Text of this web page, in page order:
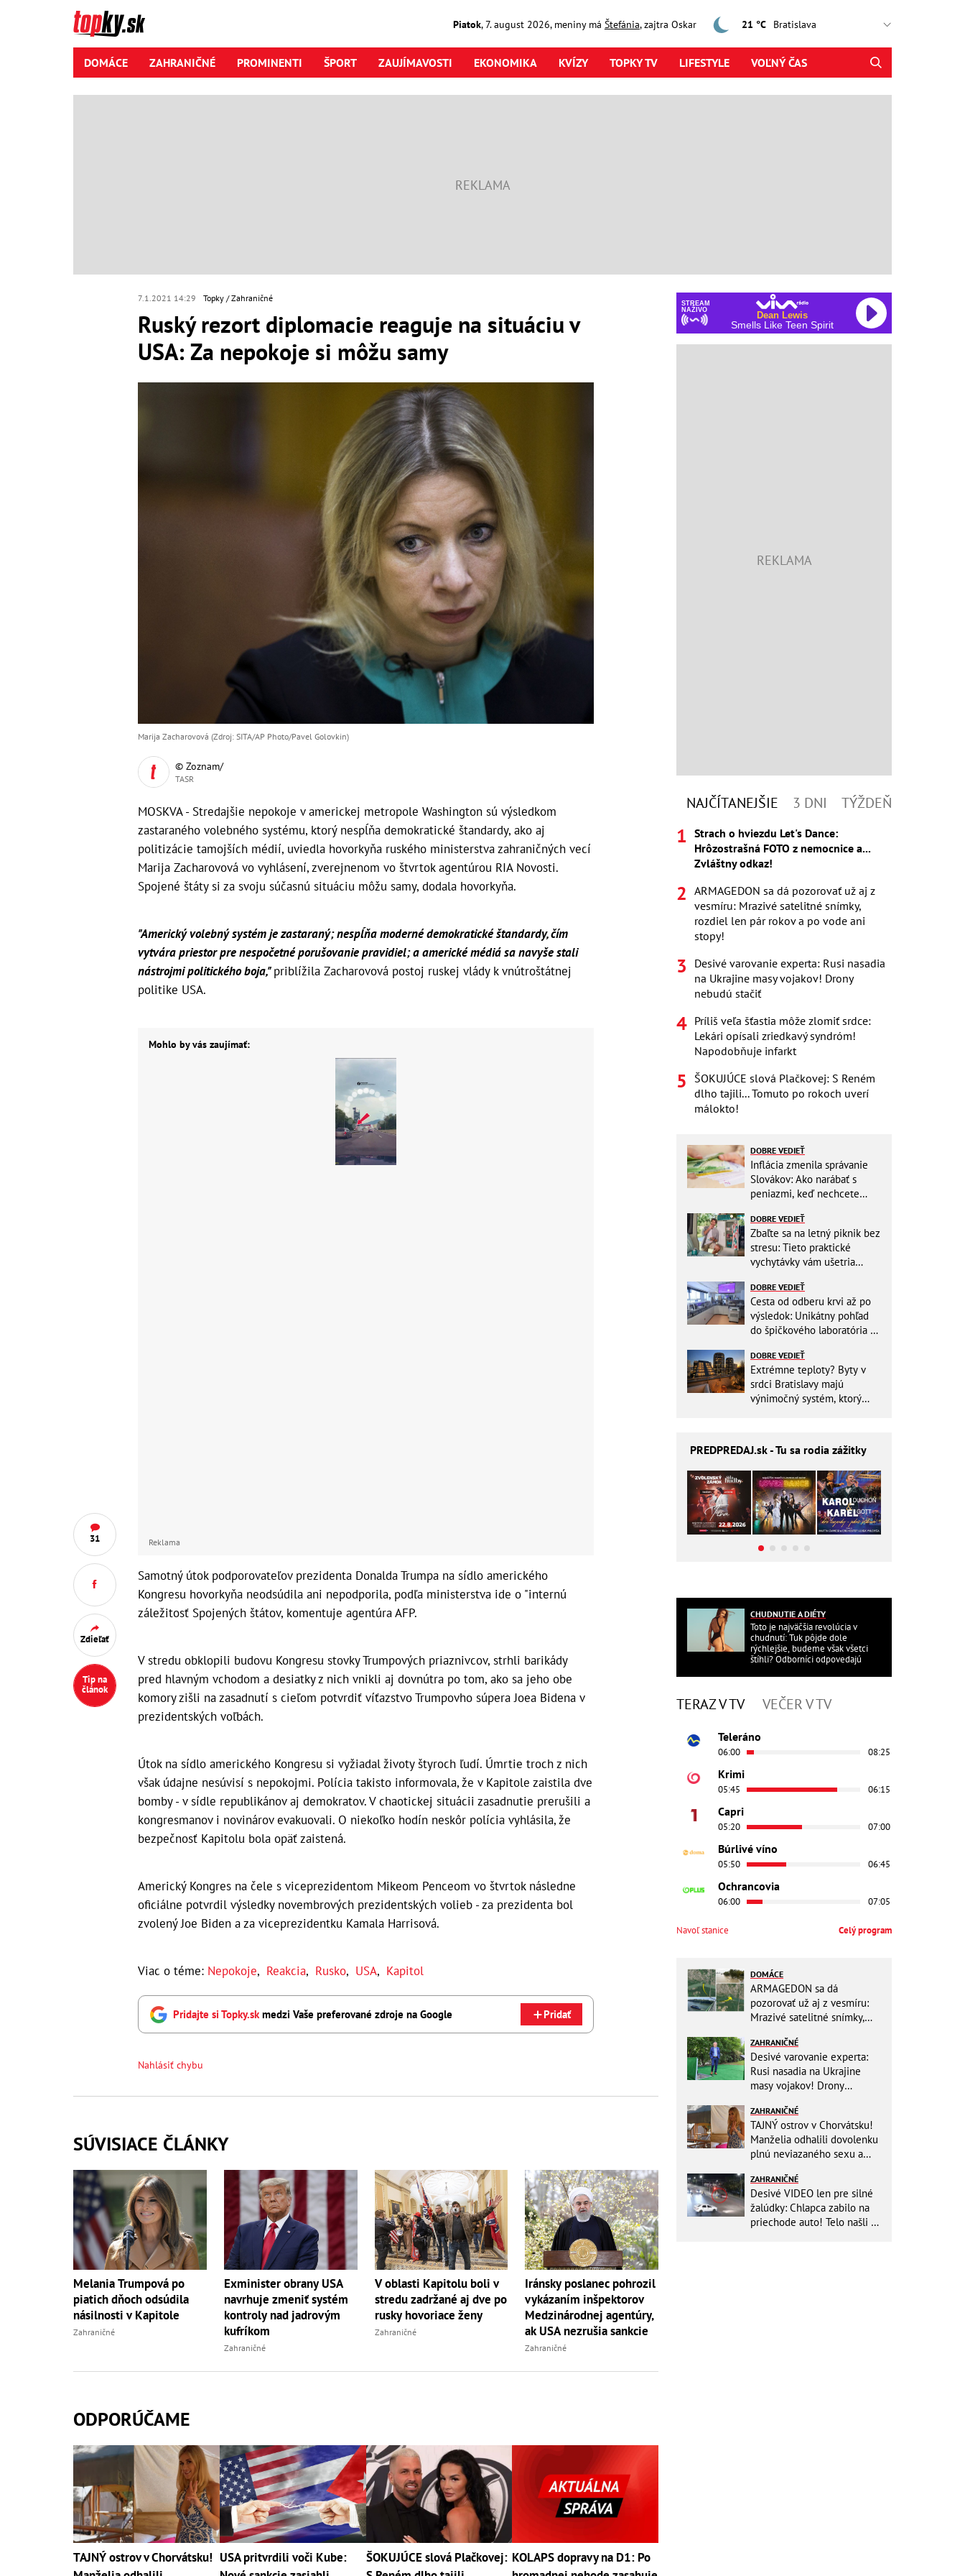
Piatok,7. august2026, meniny má Štefánia, zajtra Oskar 21 °C
DOMÁCE ZAHRANIČNÉ PROMINENTI ŠPORT ZAUJÍMAVOSTI EKONOMIKA KVÍZY TOPKY TV LIFESTYLE VOĽNÝ ČAS
7.1.2021 14:29 Topky Zahraničné
Ruský rezort diplomacie reaguje na situáciu v
USA: Za nepokoje si môžu samy
31
Zdieľať
Tip na
článok
Marija Zacharovová (Zdroj: SITA/AP Photo/Pavel Golovkin)
© Zoznam/
TASR
MOSKVA - Stredajšie nepokoje v americkej metropole Washington sú výsledkom
zastaraného volebného systému, ktorý nespĺňa demokratické štandardy, ako aj
politizácie tamojších médií, uviedla hovorkyňa ruského ministerstva zahraničných vecí
Marija Zacharovová vo vyhlásení, zverejnenom vo štvrtok agentúrou RIA Novosti.
Spojené štáty si za svoju súčasnú situáciu môžu samy, dodala hovorkyňa.
"Americký volebný systém je zastaraný; nespĺňa moderné demokratické štandardy, čím
vytvára priestor pre nespočetné porušovanie pravidiel; a americké médiá sa navyše stali
nástrojmi politického boja,"priblížila Zacharovová postoj ruskej vlády k vnútroštátnej
politike USA.
Mohlo by vás zaujímať:
Reklama
Samotný útok podporovateľov prezidenta Donalda Trumpa na sídlo amerického
Kongresu hovorkyňa neodsúdila ani nepodporila, podľa ministerstva ide o "internú
záležitosť Spojených štátov, komentuje agentúra AFP.
V stredu obklopili budovu Kongresu stovky Trumpových priaznivcov, strhli barikády
pred hlavným vchodom a desiatky z nich vnikli aj dovnútra po tom, ako sa jeho obe
komory zišli na zasadnutí s cieľom potvrdiť víťazstvo Trumpovho súpera Joea Bidena v
prezidentských voľbách.
Útok na sídlo amerického Kongresu si vyžiadal životy štyroch ľudí. Úmrtie troch z nich
však údajne nesúvisí s nepokojmi. Polícia takisto informovala, že v Kapitole zaistila dve
bomby - v sídle republikánov aj demokratov. V chaotickej situácii zasadnutie prerušili a
kongresmanov i novinárov evakuovali. O niekoľko hodín neskôr polícia vyhlásila, že
bezpečnosť Kapitolu bola opäť zaistená.
Americký Kongres na čele s viceprezidentom Mikeom Penceom vo štvrtok následne
oficiálne potvrdil výsledky novembrových prezidentských volieb - za prezidenta bol
zvolený Joe Biden a za viceprezidentku Kamala Harrisová.
Viac o téme: Nepokoje, Reakcia, Rusko, USA, Kapitol
Pridajte si Topky.sk medzi Vaše preferované zdroje na Google Pridať
Nahlásiť chybu
SÚVISIACE ČLÁNKY
Melania Trumpová po
piatich dňoch odsúdila
násilnosti v Kapitole
Zahraničné
Exminister obrany USA
navrhuje zmeniť systém
kontroly nad jadrovým
kufríkom
Zahraničné
V oblasti Kapitolu boli v
stredu zadržané aj dve po
rusky hovoriace ženy
Zahraničné
Iránsky poslanec pohrozil
vykázaním inšpektorov
Medzinárodnej agentúry,
ak USA nezrušia sankcie
Zahraničné
ODPORÚČAME
TAJNÝ ostrov v Chorvátsku! USA pritvrdili voči Kube:
ŠOKUJÚCE slová Plačkovej: KOLAPS dopravy na D1: Po
STREAM
NAŽIVO
Dean Lewis
Smells Like Teen Spirit
NAJČÍTANEJŠIE 3 DNI TÝŽDEŇ
Strach o hviezdu Let's Dance:
Hrôzostrašná FOTO z nemocnice a...
Zvláštny odkaz!
ARMAGEDON sa dá pozorovať už aj z
vesmíru: Mrazivé satelitné snímky,
rozdiel len pár rokov a po vode ani
stopy!
Desivé varovanie experta: Rusi nasadia
na Ukrajine masy vojakov! Drony
nebudú stačiť
Príliš veľa šťastia môže zlomiť srdce:
Lekári opísali zriedkavý syndróm!
Napodobňuje infarkt
ŠOKUJÚCE slová Plačkovej: S Reném
dlho tajili... Tomuto po rokoch uverí
málokto!
DOBRE VEDIEŤ
Inflácia zmenila správanie
Slovákov: Ako narábať s
peniazmi, keď nechcete
DOBRE VEDIEŤ
Zbaľte sa na letný piknik bez
stresu: Tieto praktické
vychytávky vám ušetria
DOBRE VEDIEŤ
Cesta od odberu krvi až po
výsledok: Unikátny pohľad
do špičkového laboratória na
DOBRE VEDIEŤ
Extrémne teploty? Byty v
srdci Bratislavy majú
výnimočný systém, ktorý
PREDPREDAJ.sk - Tu sa rodia zážitky
CHUDNUTIE A DIÉTY
Toto je najväčšia revolúcia v
chudnutí: Tuk pôjde dole
rýchlejšie, budeme však všetci
štíhli? Odborníci odpovedajú
TERAZ V TV VEČER V TV
Teleráno
06:00 08:25
Krimi
05:45 06:15
Capri
05:20 07:00
Búrlivé víno
05:50 06:45
Ochrancovia
06:00 07:05
Navoľ stanice Celý program
DOMÁCE
ARMAGEDON sa dá
pozorovať už aj z vesmíru:
Mrazivé satelitné snímky,
vode ani stopy!
ZAHRANIČNÉ
Desivé varovanie experta:
Rusi nasadia na Ukrajine
masy vojakov! Drony
ZAHRANIČNÉ
TAJNÝ ostrov v Chorvátsku!
Manželia odhalili dovolenku
plnú neviazaného sexu a
ZAHRANIČNÉ
Desivé VIDEO len pre silné
žalúdky: Chlapca zabilo na
priechode auto! Telo našli o